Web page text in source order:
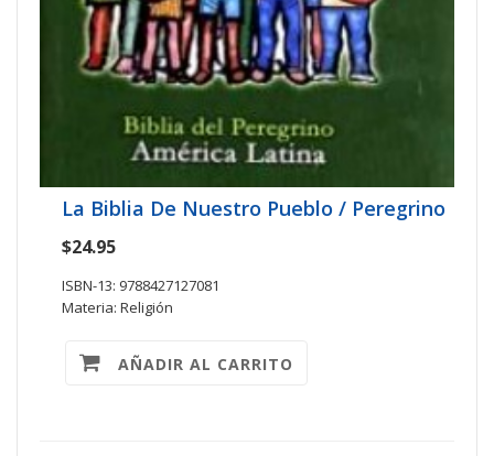
La Biblia De Nuestro Pueblo / Peregrino
$24.95
ISBN-13: 9788427127081
Materia: Religión
AÑADIR AL CARRITO